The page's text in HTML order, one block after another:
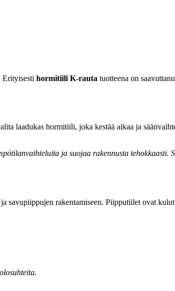
Erityisesti hormitiili K-rauta tuotteena on
laadukas hormitiili, joka kestää aikaa ja
ja suojaa rakennusta
rakentamiseen. Piipputiilet ovat